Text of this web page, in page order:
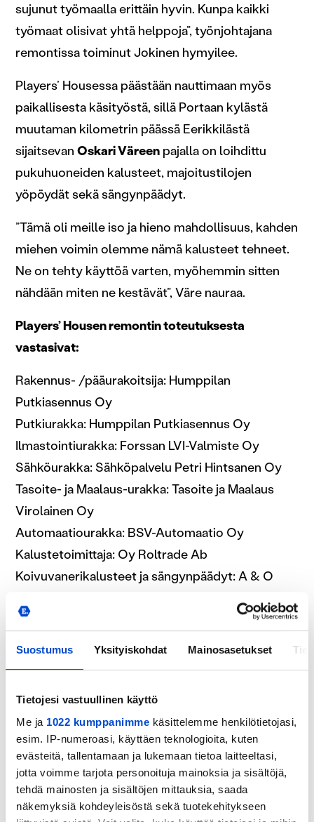
Suostumus Yksityiskohdat Mainosasetukset
Tietojesi vastuullinen käyttö
Me ja 1022 kumppanimme käsittelemme henkilötietojasi,
esim. IP-numeroasi, käyttäen teknologioita, kuten
evästeitä, tallentamaan ja lukemaan tietoa laitteeltasi,
jotta voimme tarjota personoituja mainoksia ja sisältöjä,
tehdä mainosten ja sisältöjen mittauksia, saada
näkemyksiä kohdeyleisöstä sekä tuotekehitykseen
sujunut työmaalla erittäin hyvin. Kunpa kaikki
työmaat olisivat yhtä helppoja”, työnjohtajana
remontissa toiminut Jokinen hymyilee.
Players’ Housessa päästään nauttimaan myös
paikallisesta käsityöstä, sillä Portaan kylästä
muutaman kilometrin päässä Eerikkilästä
sijaitsevan Oskari Väreen pajalla on loihdittu
pukuhuoneiden kalusteet, majoitustilojen
yöpöydät sekä sängynpäädyt.
”Tämä oli meille iso ja hieno mahdollisuus, kahden
miehen voimin olemme nämä kalusteet tehneet.
Ne on tehty käyttöä varten, myöhemmin sitten
nähdään miten ne kestävät”, Väre nauraa.
Players’ Housen remontin toteutuksesta
vastasivat:
Rakennus- /pääurakoitsija: Humppilan
Putkiasennus Oy
Putkiurakka: Humppilan Putkiasennus Oy
Ilmastointiurakka: Forssan LVI-Valmiste Oy
Sähköurakka: Sähköpalvelu Petri Hintsanen Oy
Tasoite- ja Maalaus-urakka: Tasoite ja Maalaus
Virolainen Oy
Automaatiourakka: BSV-Automaatio Oy
Kalustetoimittaja: Oy Roltrade Ab
Koivuvanerikalusteet ja sängynpäädyt: A & O
Kyltit, opasteet ja teippaukset: Mainossatama Oy